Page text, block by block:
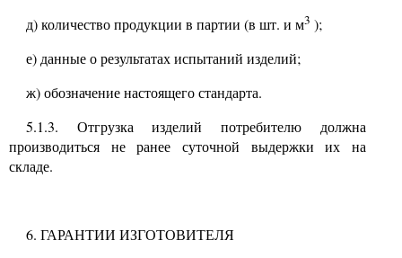
д) количество продукции в партии (в шт. и м3 );
е) данные о результатах испытаний изделий;
ж) обозначение настоящего стандарта.
5.1.3. Отгрузка изделий потребителю должна
производиться не ранее суточной выдержки их на
складе.
6. ГАРАНТИИ ИЗГОТОВИТЕЛЯ